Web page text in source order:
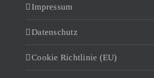
Impressum
Datenschutz
Cookie Richtlinie (EU)